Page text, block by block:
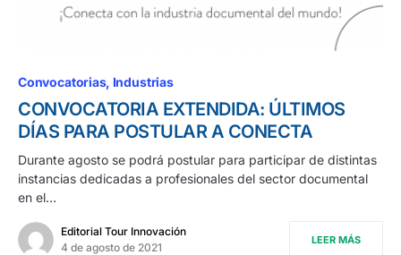
Convocatorias Industrias
CONVOCATORIA EXTENDIDA: ÚLTIMOS
DÍAS PARA POSTULAR A CONECTA
Durante agosto se podrá postular para participar de distintas
instancias dedicadas a profesionales del sector documental
en el…
Editorial Tour Innovación
4 de agosto de 2021
LEER MÁS